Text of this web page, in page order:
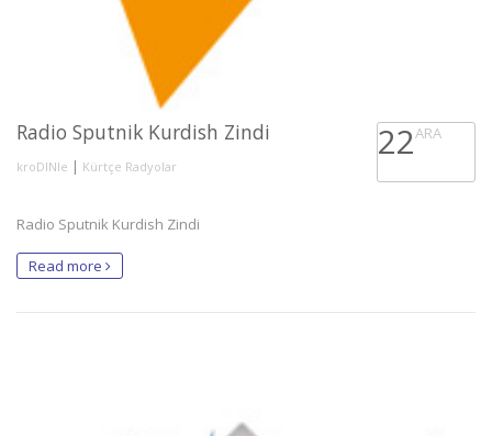
Radio Sputnik Kurdish Zindi
kroDINle | Kürtçe Radyolar
22ARA
Radio Sputnik Kurdish Zindi
Read more